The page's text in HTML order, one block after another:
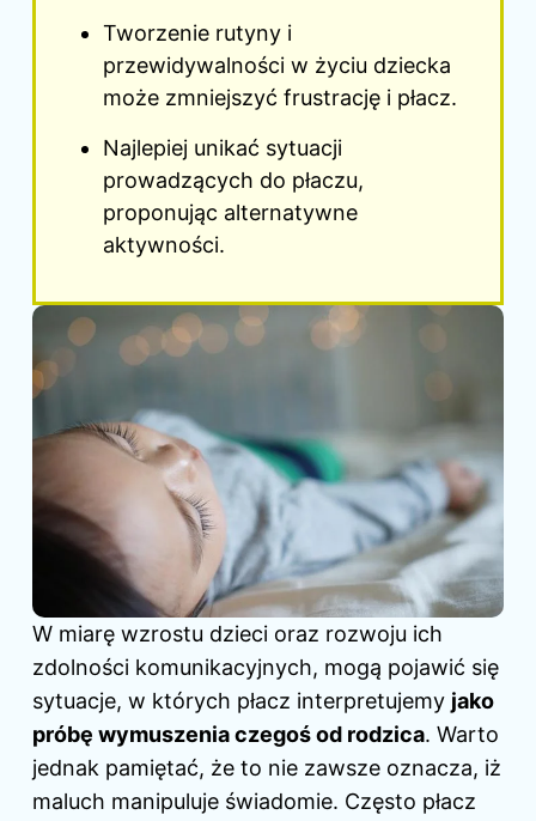
Tworzenie rutyny i
przewidywalności w życiu dziecka
może zmniejszyć frustrację i płacz.
Najlepiej unikać sytuacji
prowadzących do płaczu,
proponując alternatywne
aktywności.
W miarę wzrostu dzieci oraz rozwoju ich
zdolności komunikacyjnych, mogą pojawić się
sytuacje, w których płacz interpretujemy jako
próbę wymuszenia czegoś od rodzica. Warto
jednak pamiętać, że to nie zawsze oznacza, iż
maluch manipuluje świadomie. Często płacz